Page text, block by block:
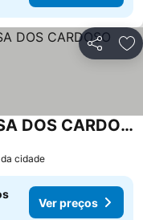
Partilhar
Condomínio Vista Azul -CASA DOS CARDOSO
cidade
Ver preços